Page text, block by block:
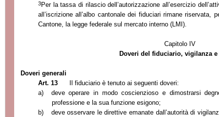
3Per la tassa di rilascio dell’autorizzazione all’esercizio
all’iscrizione all’albo cantonale dei fiduciari rimane riservata,
Cantone, la legge federale sul mercato interno (LMI).
Capitolo IV
Doveri del fiduciario, vigilanza
Doveri generali
Art. 13
Il fiduciario è tenuto ai seguenti doveri:
a)
deve operare in modo coscienzioso e dimostrarsi
professione e la sua funzione esigono;
b)
deve osservare le direttive emanate dall’autorità di